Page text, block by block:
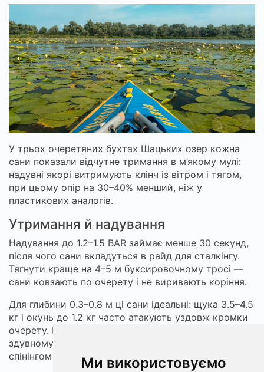
Ми використовуємо
У трьох очеретяних бухтах Шацьких озер кожна
сани показали відчутне тримання в м’якому мулі:
надувні якорі витримують клінч із вітром і тягом,
при цьому опір на 30–40% менший, ніж у
пластикових аналогів.
Утримання й надування
Надування до 1.2–1.5 BAR займає менше 30 секунд,
після чого сани вкладуться в райд для сталкінгу.
Тягнути краще на 4–5 м буксировочному тросі —
сани ковзають по очерету і не виривають коріння.
Для глибини 0.3–0.8 м ці сани ідеальні: щука 3.5–4.5
кг і окунь до 1.2 кг часто атакують уздовж кромки
очерету. Компактні розміри 100×52×26 см у
здувному стані поміщаються в кокпі каяка поряд зі
спінінгом 2.4 м та котушкою 1000–2000.